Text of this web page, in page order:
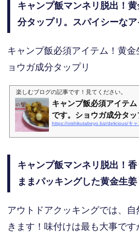
キャンプ飯マンネリ脱出！
分タップリ。スパイシーなア
キャンプ飯必須アイテム！黄
ョウガ成分タップリ
楽しむブログの記事です！見てください。
キャンプ飯必須アイテ
です。ショウガ成分タッ
キャンプ飯マンネリ脱出！
ままパッキングした黄金生姜
アウトドアクッキングでは、
きます！味付けは最も大事で